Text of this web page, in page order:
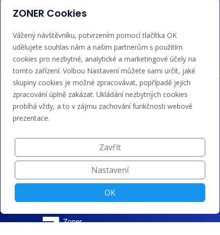
Akceptujeme platby kartou, Google/Apple Pay,
bankovním převodem a kreditem.
ZONER Cookies
Vážený návštěvníku, potvrzením pomocí tlačítka OK
udělujete souhlas nám a našim partnerům s použitím
cookies pro nezbytné, analytické a marketingové účely na
tomto zařízení. Volbou Nastavení můžete sami určit, jaké
skupiny cookies je možné zpracovávat, popřípadě jejich
zpracování úplně zakázat. Ukládání nezbytných cookies
probíhá vždy, a to v zájmu zachování funkčnosti webové
prezentace.
Zavřít
Nastavení
OK